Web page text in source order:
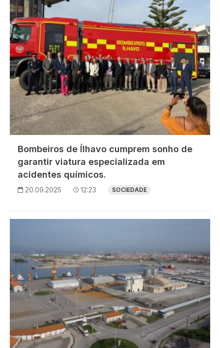
Bombeiros de Ílhavo cumprem sonho de
garantir viatura especializada em
acidentes químicos.
20.09.2025 12:23 SOCIEDADE